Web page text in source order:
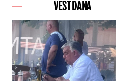
VEST DANA